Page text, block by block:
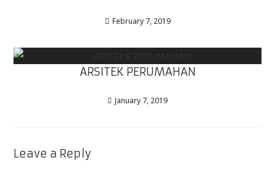
February 7, 2019
ARSITEK PERUMAHAN
January 7, 2019
Leave a Reply